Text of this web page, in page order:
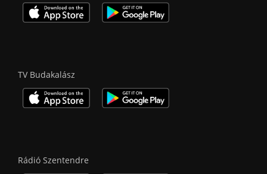
TV Budakalász
Rádió Szentendre